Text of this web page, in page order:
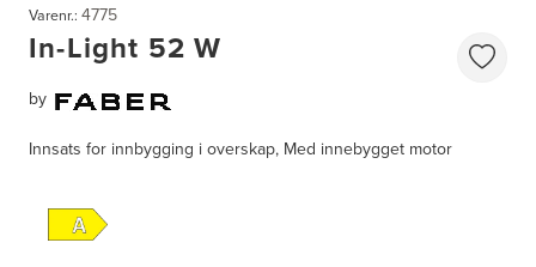
Varenr.: 4775
In-Light 52 W
by
Innsats for innbygging i overskap, Med innebygget motor